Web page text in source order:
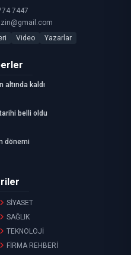
7447
Video Yazarlar
altında kaldı
belli oldu
dönemi
SİYASET
SAĞLIK
TEKNOLOJİ
FİRMA REHBERİ